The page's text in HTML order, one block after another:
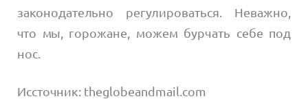
законодательно регулироваться. Неважно,
что мы, горожане, можем бурчать себе под
нос.
Иссточник: theglobeandmail.com